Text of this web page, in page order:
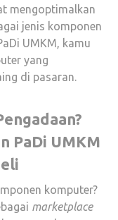
mengoptimalkan
jenis komponen
UMKM, kamu
yang
di pasaran.
PaDi UMKM
komputer?
marketplace